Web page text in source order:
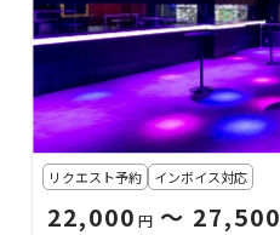
リクエスト予約 インボイス対応
22,000 円 〜 27,500